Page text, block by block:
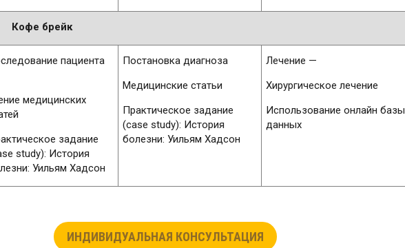
Кофе брейк
пациента
медицинских
задание
study): История
Уильям Хадсон
Постановка диагноза
Медицинские статьи
Практическое задание
(case study): История
болезни: Уильям Хадсон
Лечение —
Хирургическое лечение
Использование онлайн базы
данных
ИНДИВИДУАЛЬНАЯ КОНСУЛЬТАЦИЯ